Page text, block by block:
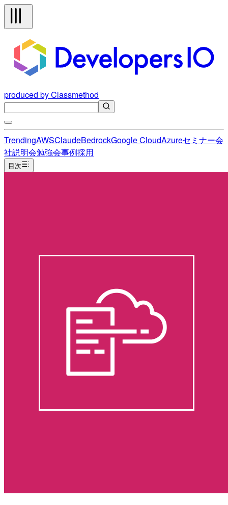
produced by Classmethod
TrendingAWSClaudeBedrockGoogle CloudAzureセミナー会
社説明会勉強会事例採用
目次